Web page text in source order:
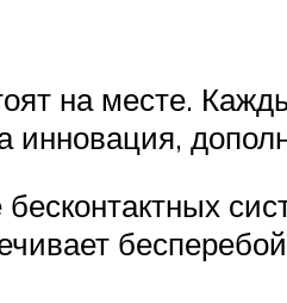
на месте.
инновация,